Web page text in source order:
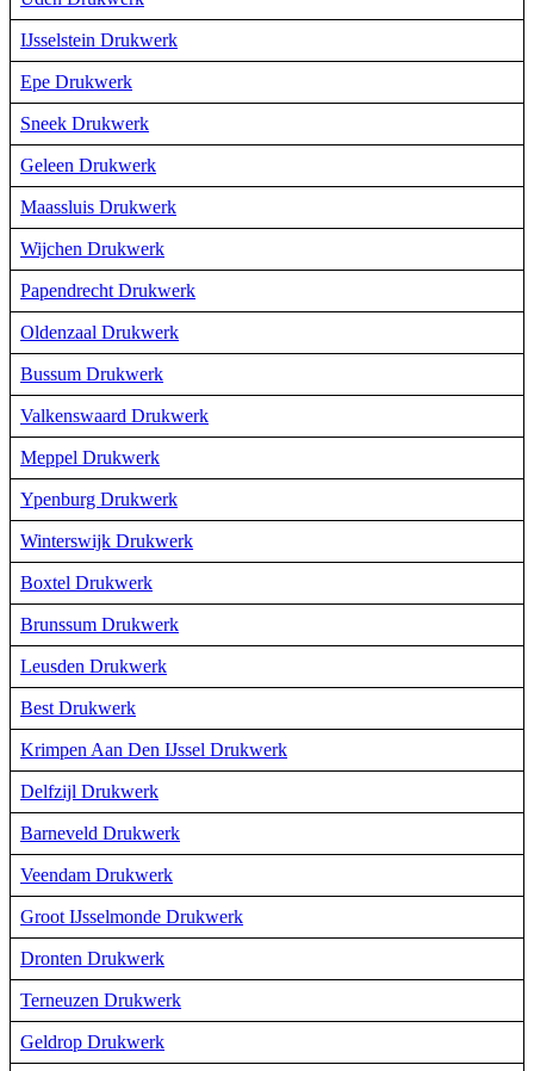
IJsselstein Drukwerk
Epe Drukwerk
Sneek Drukwerk
Geleen Drukwerk
Maassluis Drukwerk
Wijchen Drukwerk
Papendrecht Drukwerk
Oldenzaal Drukwerk
Bussum Drukwerk
Valkenswaard Drukwerk
Meppel Drukwerk
Ypenburg Drukwerk
Winterswijk Drukwerk
Boxtel Drukwerk
Brunssum Drukwerk
Leusden Drukwerk
Best Drukwerk
Krimpen Aan Den IJssel Drukwerk
Delfzijl Drukwerk
Barneveld Drukwerk
Veendam Drukwerk
Groot IJsselmonde Drukwerk
Dronten Drukwerk
Terneuzen Drukwerk
Geldrop Drukwerk